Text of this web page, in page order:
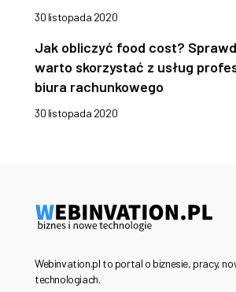
30 listopada 2020
Jak obliczyć food cost?
warto skorzystać z usług
biura rachunkowego
30 listopada 2020
Webinvation.pl to portal o biznesie, pracy,
technologiach.